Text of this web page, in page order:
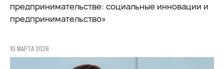
предпринимательстве: социальные инновации и
предпринимательство»
10 МАРТА 2026